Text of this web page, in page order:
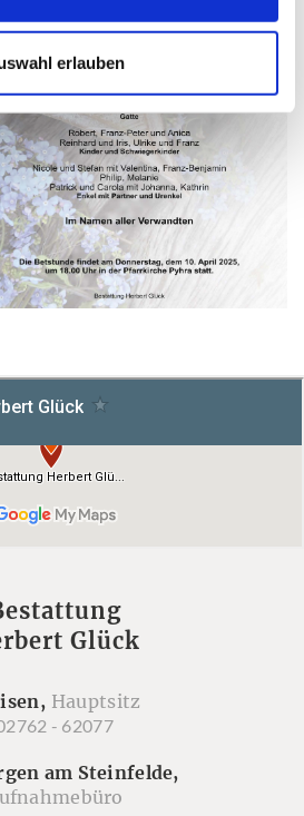
erlauben
Glück
Hauptsitz
- 62077
am Steinfelde,